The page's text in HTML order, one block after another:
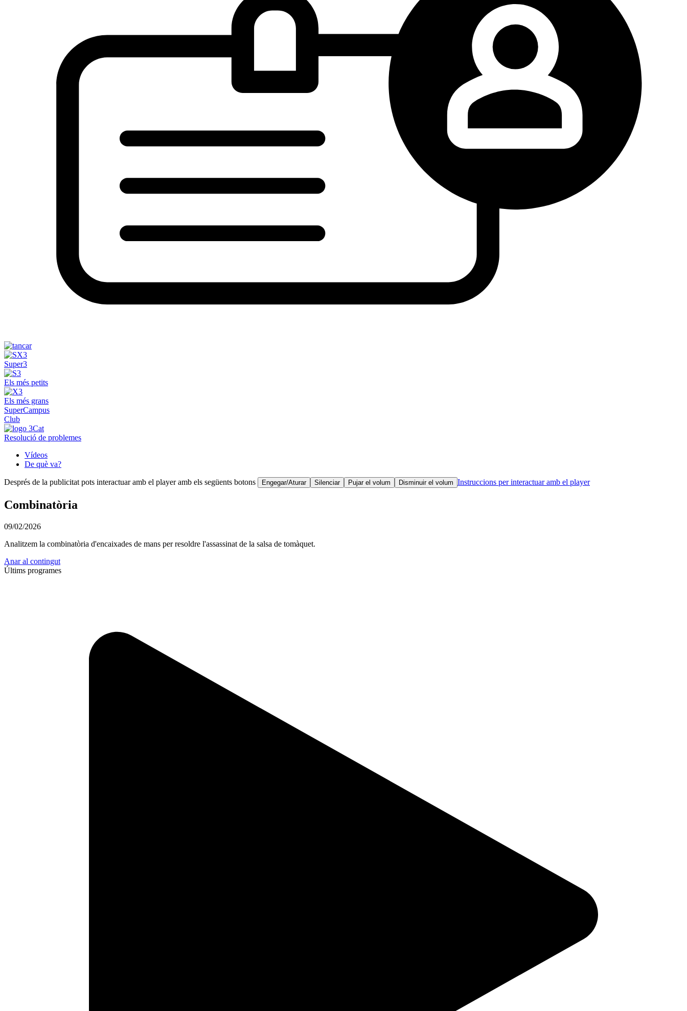
Super3
Els més petits
Els més grans
SuperCampus
Club
Resolució de problemes
Vídeos
De què va?
Després de la publicitat pots interactuar amb el player amb els següents botons Engegar/Aturar Silenciar Pujar el volum Disminuir el volum Instruccions per interactuar amb el player
Combinatòria
09/02/2026
Analitzem la combinatòria d'encaixades de mans per resoldre l'assassinat de la salsa de tomàquet.
Anar al contingut
Últims programes